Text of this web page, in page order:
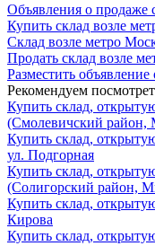
Объявления о продаже
Купить склад возле
Склад возле метро
Продать склад возле
Разместить
Рекомендуем
Купить склад,
(Смолевичский район,
Купить склад,
ул. Подгорная
Купить склад,
(Солигорский район,
Купить склад,
Кирова
Купить склад,